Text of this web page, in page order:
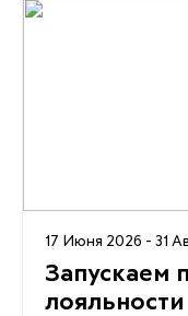
17 Июня 2026 - 31
Запускаем